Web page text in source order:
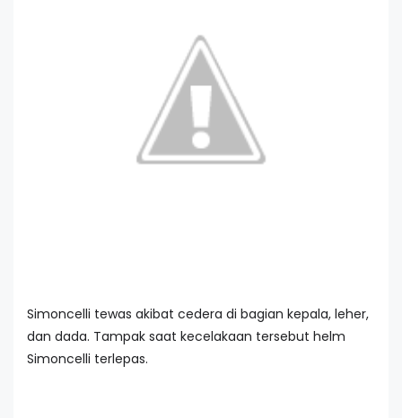
Simoncelli tewas akibat cedera di bagian kepala, leher,
dan dada. Tampak saat kecelakaan tersebut helm
Simoncelli terlepas.